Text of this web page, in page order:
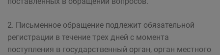
2. Письменное обращение подлежит обязательной
регистрации в течение трех дней с момента
поступления в государственный орган, орган местного